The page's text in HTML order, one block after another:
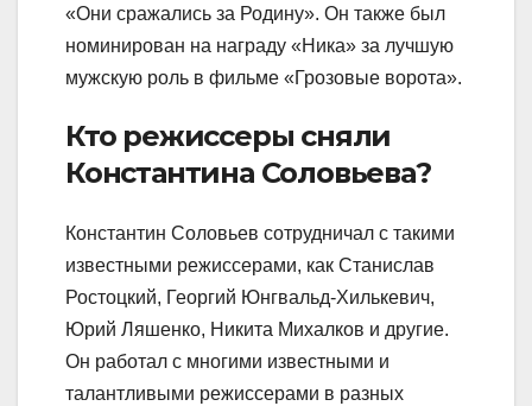
«Они сражались за Родину». Он также был
номинирован на награду «Ника» за лучшую
мужскую роль в фильме «Грозовые ворота».
Кто режиссеры сняли
Константина Соловьева?
Константин Соловьев сотрудничал с такими
известными режиссерами, как Станислав
Ростоцкий, Георгий Юнгвальд-Хилькевич,
Юрий Ляшенко, Никита Михалков и другие.
Он работал с многими известными и
талантливыми режиссерами в разных